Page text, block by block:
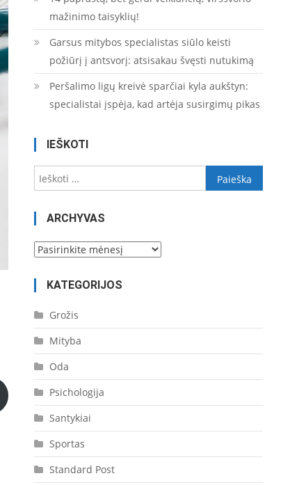
mažinimo taisyklių!
Garsus mitybos specialistas siūlo keisti
požiūrį į antsvorį: atsisakau švęsti nutukimą
Peršalimo ligų kreivė sparčiai kyla aukštyn:
specialistai įspėja, kad artėja susirgimų pikas
IEŠKOTI
Ieškoti:
ARCHYVAS
Archyvas
KATEGORIJOS
Grožis
Mityba
Oda
Psichologija
Santykiai
Sportas
Standard Post